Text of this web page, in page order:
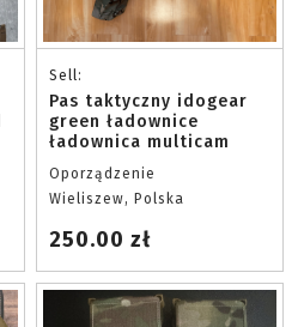
Sell:
Pas taktyczny idogear
green ładownice
ładownica multicam
Oporządzenie
Wieliszew, Polska
250.00 zł